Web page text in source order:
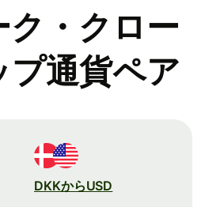
ク・クロー
プ通貨ペア
DKKからUSD